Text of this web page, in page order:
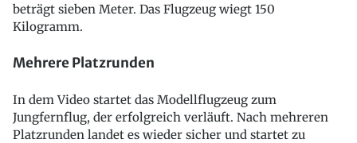
beträgt sieben Meter. Das Flugzeug wiegt 150
Kilogramm.
Mehrere Platzrunden
In dem Video startet das Modellflugzeug zum
Jungfernflug, der erfolgreich verläuft. Nach mehreren
Platzrunden landet es wieder sicher und startet zu